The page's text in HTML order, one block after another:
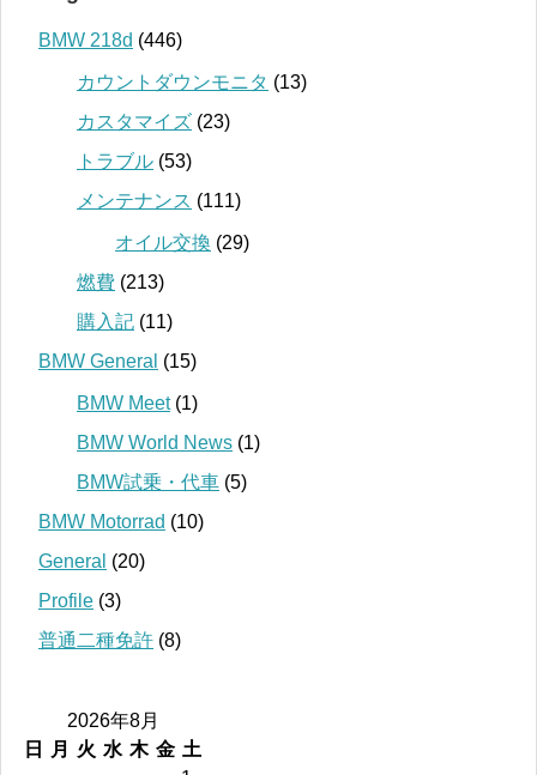
BMW 218d (446)
カウントダウンモニタ (13)
カスタマイズ (23)
トラブル (53)
メンテナンス (111)
オイル交換 (29)
燃費 (213)
購入記 (11)
BMW General (15)
BMW Meet(1)
BMW World News (1)
BMW試乗・代車 (5)
BMW Motorrad (10)
General (20)
Profile (3)
普通二種免許 (8)
2026年8月
日
月 火 水 木 金 土